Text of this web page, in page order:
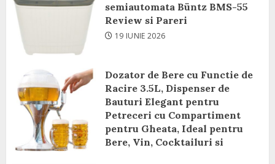
semiautomata Büntz BMS-55
Review si Pareri
19 IUNIE 2026
Dozator de Bere cu Functie de
Racire 3.5L, Dispenser de
Bauturi Elegant pentru
Petreceri cu Compartiment
pentru Gheata, Ideal pentru
Bere, Vin, Cocktailuri si